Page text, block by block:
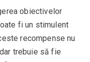
obiectivelor
fi un stimulent
recompense nu
trebuie să fie